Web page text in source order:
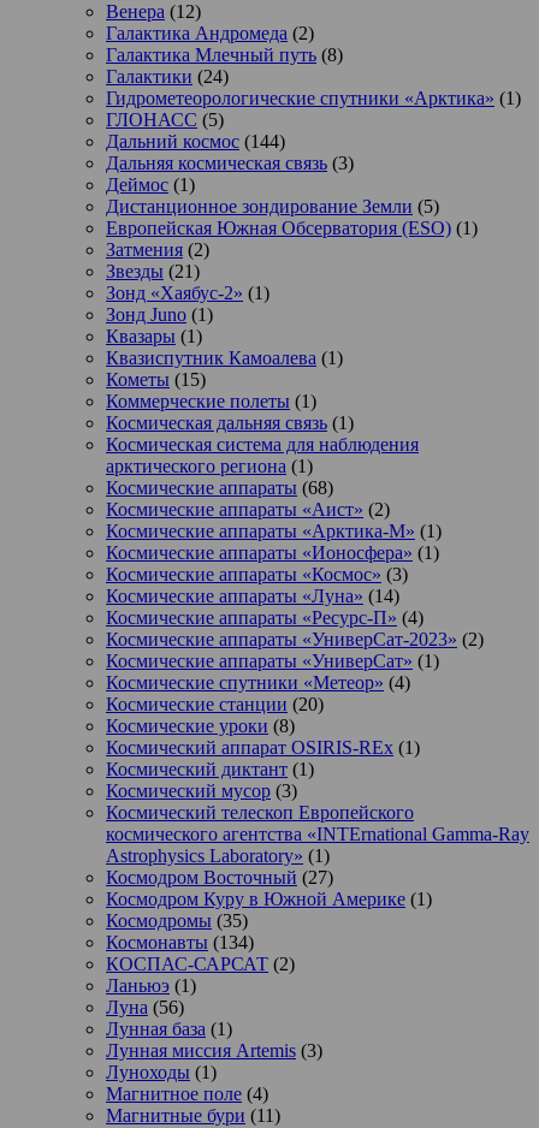
Венера (12)
Галактика Андромеда (2)
Галактика Млечный путь (8)
Галактики (24)
Гидрометеорологические спутники «Арктика» (1)
ГЛОНАСС (5)
Дальний космос (144)
Дальняя космическая связь (3)
Деймос (1)
Дистанционное зондирование Земли (5)
Европейская Южная Обсерватория (ESO) (1)
Затмения (2)
Звезды (21)
Зонд «Хаябус-2» (1)
Зонд Juno (1)
Квазары (1)
Квазиспутник Камоалева (1)
Кометы (15)
Коммерческие полеты (1)
Космическая дальняя связь (1)
Космическая система для наблюдения
арктического региона (1)
Космические аппараты (68)
Космические аппараты «Аист» (2)
Космические аппараты «Арктика-М» (1)
Космические аппараты «Ионосфера» (1)
Космические аппараты «Космос» (3)
Космические аппараты «Луна» (14)
Космические аппараты «Ресурс-П» (4)
Космические аппараты «УниверСат-2023» (2)
Космические аппараты «УниверСат» (1)
Космические спутники «Метеор» (4)
Космические станции (20)
Космические уроки (8)
Космический аппарат OSIRIS-REx (1)
Космический диктант (1)
Космический мусор (3)
Космический телескоп Европейского
космического агентства «INTErnational Gamma-Ray
Astrophysics Laboratory» (1)
Космодром Восточный (27)
Космодром Куру в Южной Америке (1)
Космодромы (35)
Космонавты (134)
КОСПАС-САРСАТ (2)
Ланьюэ (1)
Луна (56)
Лунная база (1)
Лунная миссия Artemis (3)
Луноходы (1)
Магнитное поле (4)
Магнитные бури (11)